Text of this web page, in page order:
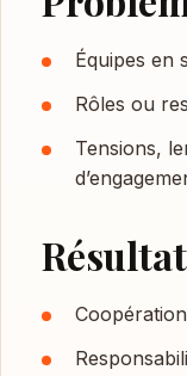
Équipes en
Rôles ou
Tensions,